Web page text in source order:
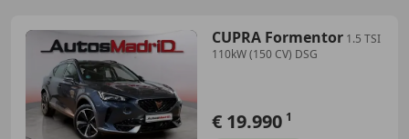
CUPRA Formentor 1.5 TSI
110kW (150 CV) DSG
€ 19.990 1